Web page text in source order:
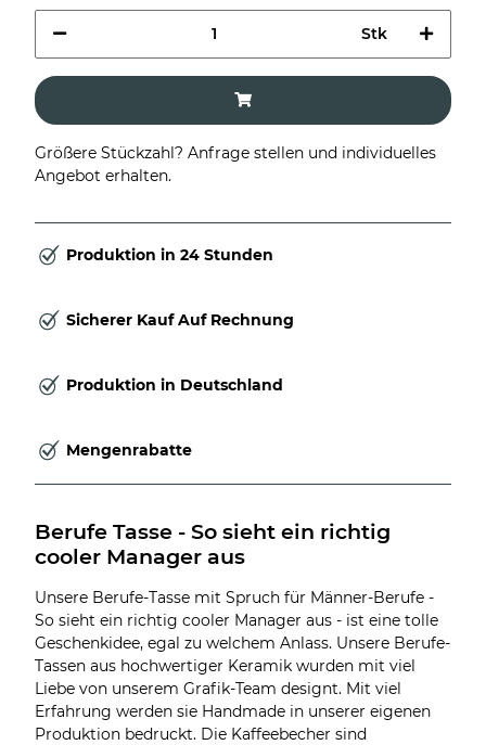
Stk
Größere Stückzahl? Anfrage stellen und individuelles
Angebot erhalten.
Produktion in 24 Stunden
Sicherer Kauf Auf Rechnung
Produktion in Deutschland
Mengenrabatte
Berufe Tasse - So sieht ein richtig
cooler Manager aus
Unsere Berufe-Tasse mit Spruch für Männer-Berufe -
So sieht ein richtig cooler Manager aus - ist eine tolle
Geschenkidee, egal zu welchem Anlass. Unsere Berufe-
Tassen aus hochwertiger Keramik wurden mit viel
Liebe von unserem Grafik-Team designt. Mit viel
Erfahrung werden sie Handmade in unserer eigenen
Produktion bedruckt. Die Kaffeebecher sind